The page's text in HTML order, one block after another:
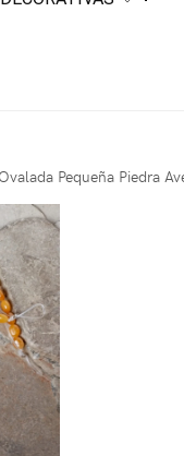
Pequeña Piedra